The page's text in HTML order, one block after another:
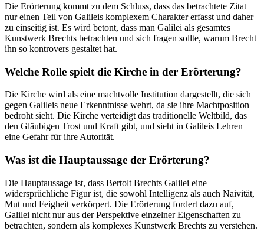
Die Erörterung kommt zu dem Schluss, dass das betrachtete Zitat
nur einen Teil von Galileis komplexem Charakter erfasst und daher
zu einseitig ist. Es wird betont, dass man Galilei als gesamtes
Kunstwerk Brechts betrachten und sich fragen sollte, warum Brecht
ihn so kontrovers gestaltet hat.
Welche Rolle spielt die Kirche in der Erörterung?
Die Kirche wird als eine machtvolle Institution dargestellt, die sich
gegen Galileis neue Erkenntnisse wehrt, da sie ihre Machtposition
bedroht sieht. Die Kirche verteidigt das traditionelle Weltbild, das
den Gläubigen Trost und Kraft gibt, und sieht in Galileis Lehren
eine Gefahr für ihre Autorität.
Was ist die Hauptaussage der Erörterung?
Die Hauptaussage ist, dass Bertolt Brechts Galilei eine
widersprüchliche Figur ist, die sowohl Intelligenz als auch Naivität,
Mut und Feigheit verkörpert. Die Erörterung fordert dazu auf,
Galilei nicht nur aus der Perspektive einzelner Eigenschaften zu
betrachten, sondern als komplexes Kunstwerk Brechts zu verstehen.